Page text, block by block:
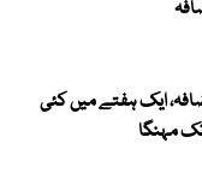
ایک ہفتے میں کئی